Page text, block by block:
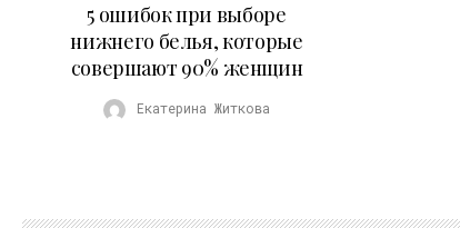
5 ошибок при выборе
нижнего белья, которые
совершают 90% женщин
Екатерина Житкова